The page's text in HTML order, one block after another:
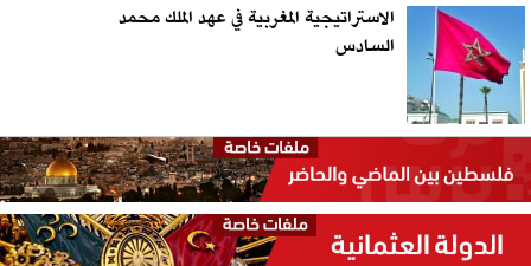
الاستراتيجية المغربية في عهد الملك محمد
السادس